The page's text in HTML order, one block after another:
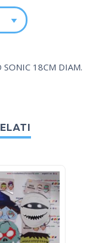
SONIC 18CM DIAM.